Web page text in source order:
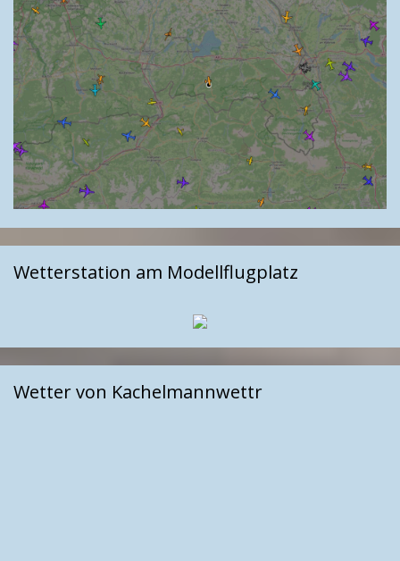
Wetterstation am Modellflugplatz
Wetter von Kachelmannwettr